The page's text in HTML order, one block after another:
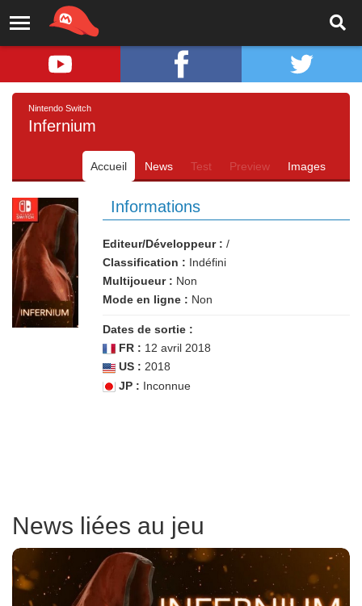
Nintendo Switch
Infernium
Accueil News Test Preview Images
Informations
Editeur/Développeur : /
Classification : Indéfini
Multijoueur : Non
Mode en ligne : Non
Dates de sortie :
FR : 12 avril 2018
US : 2018
JP : Inconnue
News liées au jeu